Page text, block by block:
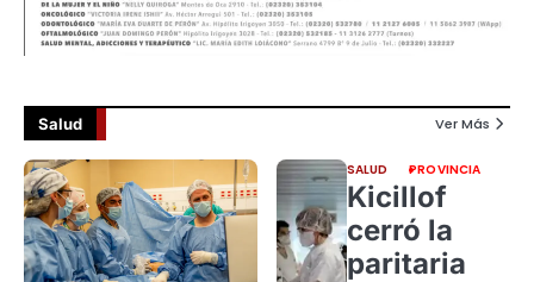
Salud Ver Más
SALUD PROVINCIA
Kicillof
cerró la
paritaria